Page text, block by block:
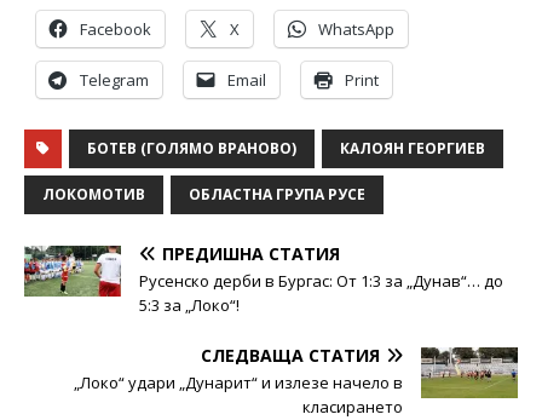
Facebook X WhatsApp
Telegram Email Print
БОТЕВ (ГОЛЯМО ВРАНОВО) КАЛОЯН ГЕОРГИЕВ
ЛОКОМОТИВ ОБЛАСТНА ГРУПА РУСЕ
ПРЕДИШНА СТАТИЯ
Русенско дерби в Бургас: От 1:3 за „Дунав“… до
5:3 за „Локо“!
СЛЕДВАЩА СТАТИЯ
„Локо“ удари „Дунарит“ и излезе начело в
класирането